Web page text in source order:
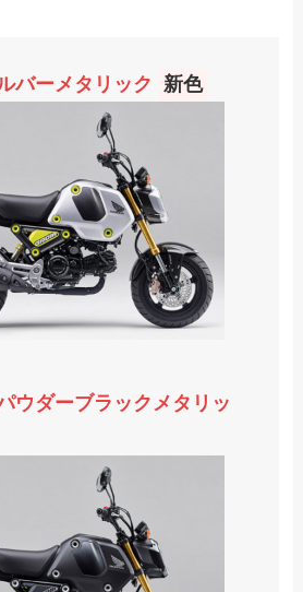
バーメタリック 新色
ウダーブラックメタリッ